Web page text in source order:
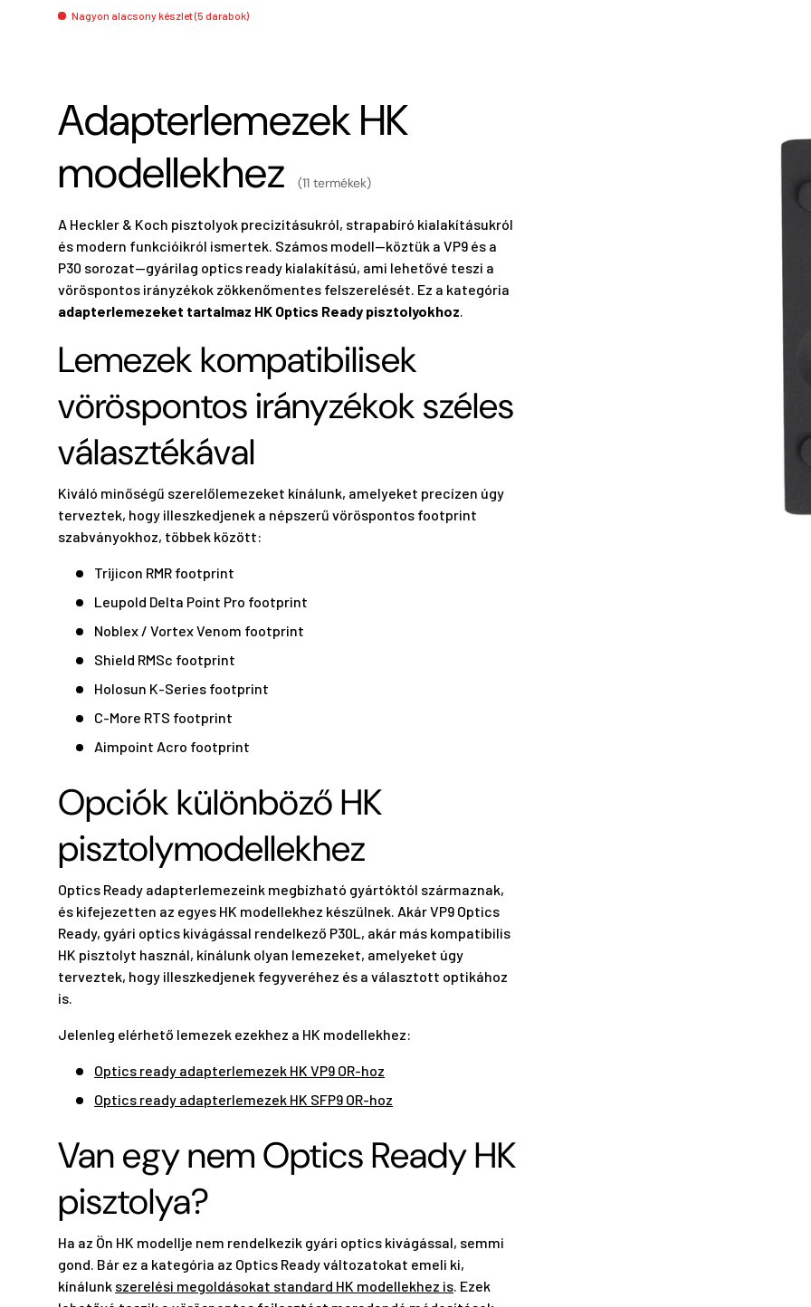
Nagyon alacsony készlet (5 darabok)
Adapterlemezek HK
modellekhez
(11 termékek)
A Heckler & Koch pisztolyok precizitásukról, strapabíró kialakításukról
és modern funkcióikról ismertek. Számos modell—köztük a VP9 és a
P30 sorozat—gyárilag optics ready kialakítású, ami lehetővé teszi a
vöröspontos irányzékok zökkenőmentes felszerelését. Ez a kategória
adapterlemezeket tartalmaz HK Optics Ready pisztolyokhoz.
Lemezek kompatibilisek
vöröspontos irányzékok széles
választékával
Kiváló minőségű szerelőlemezeket kínálunk, amelyeket precízen úgy
terveztek, hogy illeszkedjenek a népszerű vöröspontos footprint
szabványokhoz, többek között:
Trijicon RMR footprint
Leupold Delta Point Pro footprint
Noblex / Vortex Venom footprint
Shield RMSc footprint
Holosun K-Series footprint
C-More RTS footprint
Aimpoint Acro footprint
Opciók különböző HK
pisztolymodellekhez
Optics Ready adapterlemezeink megbízható gyártóktól származnak,
és kifejezetten az egyes HK modellekhez készülnek. Akár VP9 Optics
Ready, gyári optics kivágással rendelkező P30L, akár más kompatibilis
HK pisztolyt használ, kínálunk olyan lemezeket, amelyeket úgy
terveztek, hogy illeszkedjenek fegyveréhez és a választott optikához
is.
Jelenleg elérhető lemezek ezekhez a HK modellekhez:
Optics ready adapterlemezek HK VP9 OR-hoz
Optics ready adapterlemezek HK SFP9 OR-hoz
Van egy nem Optics Ready HK
pisztolya?
Ha az Ön HK modellje nem rendelkezik gyári optics kivágással, semmi
gond. Bár ez a kategória az Optics Ready változatokat emeli ki,
kínálunk szerelési megoldásokat standard HK modellekhez is . Ezek